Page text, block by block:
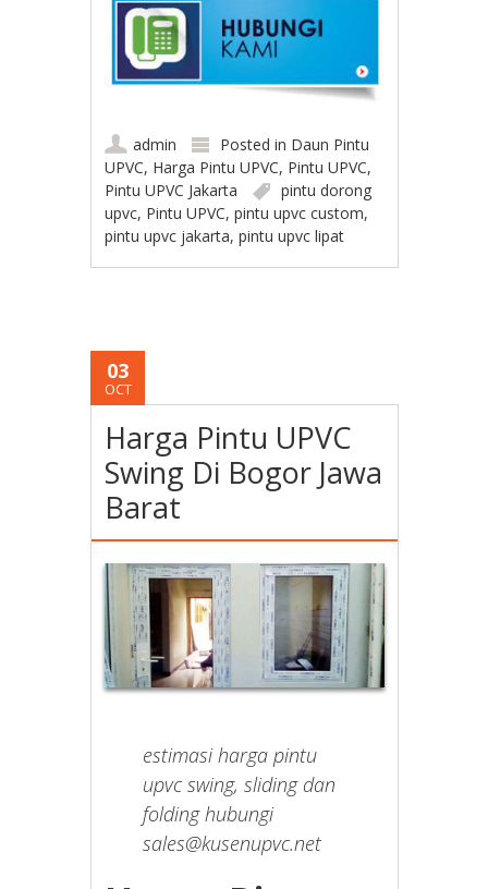
admin Posted in Daun Pintu
UPVC, Harga Pintu UPVC, Pintu UPVC,
Pintu UPVC Jakarta
pintu dorong
upvc, Pintu UPVC,pintu upvc custom,
pintu upvc jakarta,pintu upvc lipat
03
OCT
Harga Pintu UPVC
Swing Di Bogor Jawa
Barat
estimasi harga pintu
upvc swing, sliding dan
folding hubungi
sales@kusenupvc.net